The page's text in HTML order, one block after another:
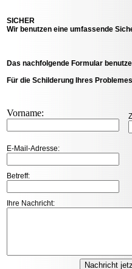
SICHER
Wir benutzen eine umfassende
Das nachfolgende Formular
Für die Schilderung Ihres
Vorname:
E-Mail-Adresse:
Betreff:
Ihre Nachricht: